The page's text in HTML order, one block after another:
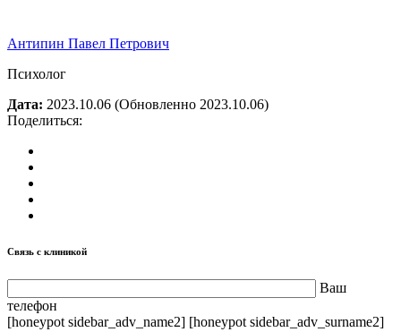
Антипин Павел Петрович
Психолог
Дата: 2023.10.06 (Обновленно 2023.10.06)
Поделиться:
Связь с клиникой
Ваш
телефон
[honeypot sidebar_adv_name2] [honeypot sidebar_adv_surname2]